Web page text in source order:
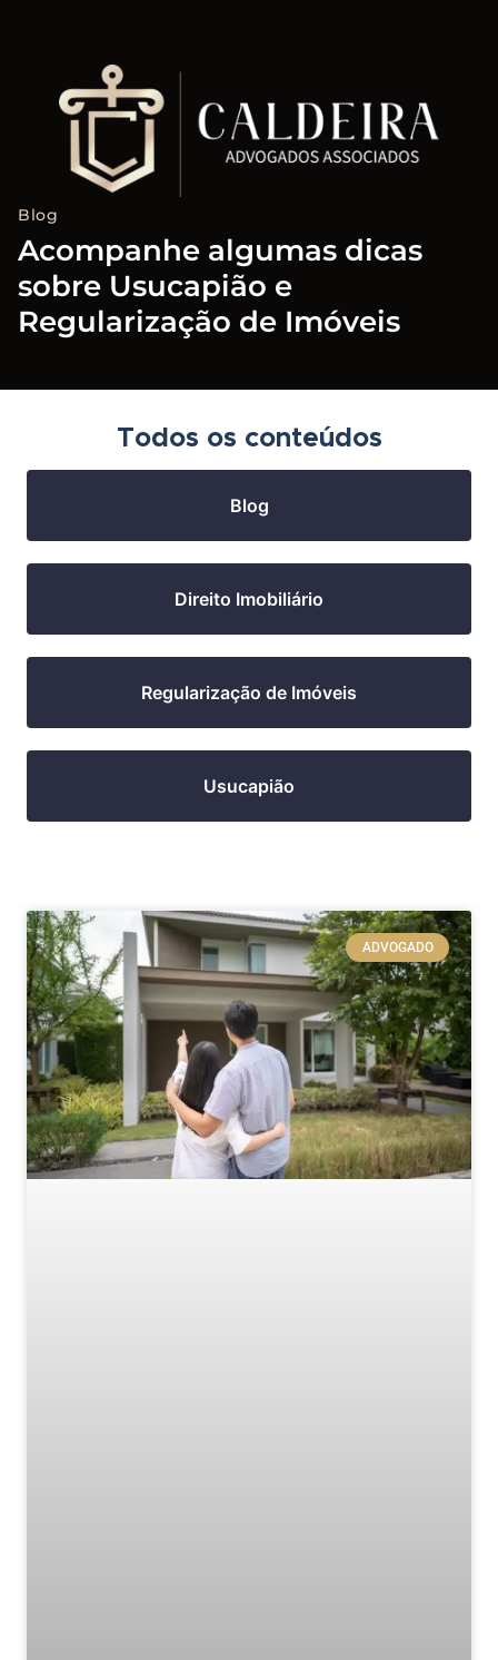
Blog
Acompanhe algumas dicas
sobre Usucapião e
Regularização de Imóveis
Todos os conteúdos
Blog
Direito Imobiliário
Regularização de Imóveis
Usucapião
ADVOGADO